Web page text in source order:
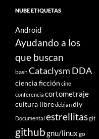
NUBE ETIQUETAS
Android
Ayudando a los
que buscan
bash Cataclysm DDA
ciencia ficción cine
conferencia cortometraje
cultura libredebiandiy
Documental estrellitasgit
githubgnu/linux go